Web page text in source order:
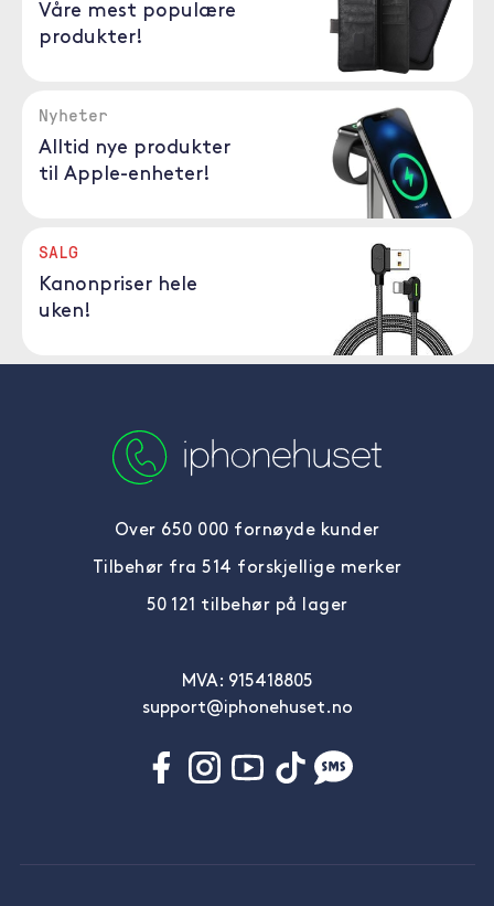
Våre mest populære
produkter!
Nyheter
Alltid nye produkter
til Apple-enheter!
SALG
Kanonpriser hele
uken!
Over 650 000 fornøyde kunder
Tilbehør fra 514 forskjellige merker
50 121 tilbehør på lager
MVA: 915418805
support@iphonehuset.no